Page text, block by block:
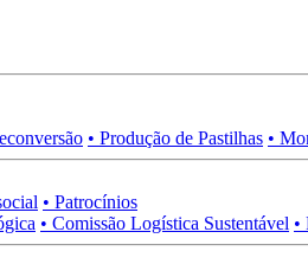
• Produção de Pastilhas •
• Patrocínios
• Comissão Logística Sustentável •